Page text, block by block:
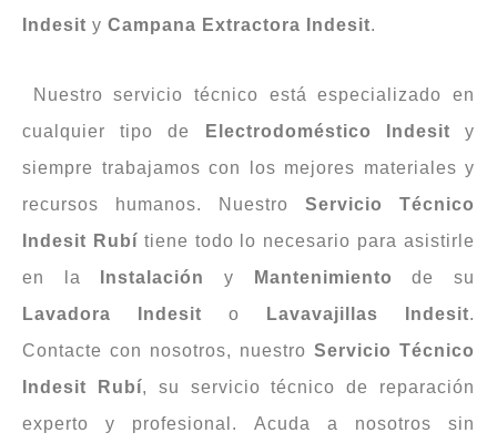
Indesit y Campana Extractora Indesit.
Nuestro servicio técnico está especializado en
cualquier tipo de
Electrodoméstico Indesit y
siempre trabajamos con los mejores materiales y
recursos humanos. Nuestro Servicio Técnico
Indesit Rubí tiene todo lo necesario para asistirle
en la
Instalación y Mantenimiento de su
Lavadora
Indesit o Lavavajillas Indesit.
Contacte con nosotros, nuestro Servicio Técnico
Indesit Rubí, su servicio técnico de reparación
experto y profesional. Acuda a nosotros sin